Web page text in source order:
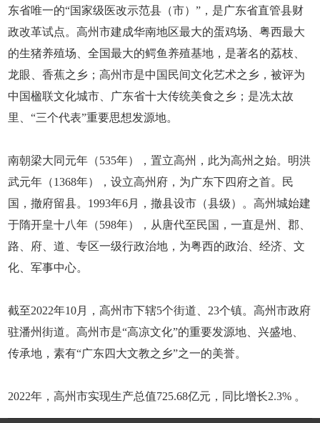
东省唯一的“国家级医改示范县（市）”，是广东省直管县财
政改革试点。高州市建成华南地区最大的蛋鸡场、粤西最大
的生猪养殖场、全国最大的鳄鱼养殖基地，是著名的荔枝、
龙眼、香蕉之乡；高州市是中国民间文化艺术之乡，被评为
中国楹联文化城市、广东省十大传统美食之乡；是冼太故
里、“三个代表”重要思想发源地。
南朝梁大同元年（535年），置立高州，此为高州之始。明洪
武元年（1368年），设立高州府，为广东下四府之首。民
国，撤府留县。1993年6月，撤县设市（县级）。高州城始建
于隋开皇十八年（598年），从唐代至民国，一直是州、郡、
路、府、道、专区一级行政治地，为粤西的政治、经济、文
化、军事中心。
截至2022年10月，高州市下辖5个街道、23个镇。高州市政府
驻潘州街道。高州市是“高凉文化”的重要发源地、兴盛地、
传承地，素有“广东四大文教之乡”之一的美誉。
2022年，高州市实现生产总值725.68亿元，同比增长2.3% 。